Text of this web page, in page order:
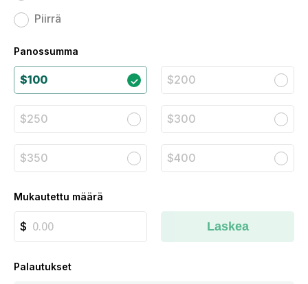
Piirrä
Panossumma
$100 $200
$250 $300
$350 $400
Mukautettu määrä
Laskea
Palautukset